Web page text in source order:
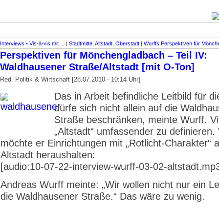
Interviews • Vis-à-vis mit ... | Stadtmitte, Altstadt, Oberstadt | Wurffs Perspektiven für
Perspektiven für Mönchenglad­bach – Teil IV:
Waldhausener Straße/Altstadt [mit O-Ton]
Red. Politik & Wirtschaft [28.07.2010 - 10:14 Uhr]
Das in Arbeit befindliche Leitbild für
dürfe sich nicht allein auf die
Straße beschränken, meinte Wurff.
„Altstadt“ umfassender zu definieren.
möchte er Einrichtungen mit „Rotlicht-Charakter“
Altstadt heraushalten:
[audio:10-07-22-interview-wurff-03-02-
Andreas Wurff meinte: „Wir wollen nicht nur ein
die Waldhausener Straße.“ Das wäre zu wenig.